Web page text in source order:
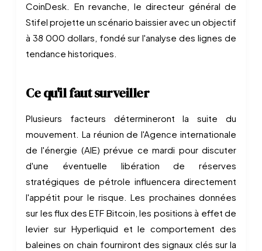
CoinDesk. En revanche, le directeur général de
Stifel projette un scénario baissier avec un objectif
à 38 000 dollars, fondé sur l'analyse des lignes de
tendance historiques.
Ce qu'il faut surveiller
Plusieurs facteurs détermineront la suite du
mouvement. La réunion de l'Agence internationale
de l'énergie (AIE) prévue ce mardi pour discuter
d'une éventuelle libération de réserves
stratégiques de pétrole influencera directement
l'appétit pour le risque. Les prochaines données
sur les flux des ETF Bitcoin, les positions à effet de
levier sur Hyperliquid et le comportement des
baleines on chain fourniront des signaux clés sur la